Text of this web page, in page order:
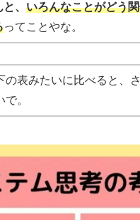
と、 いろんなことがどう
ってことやな。
の表みたいに比べると、
。